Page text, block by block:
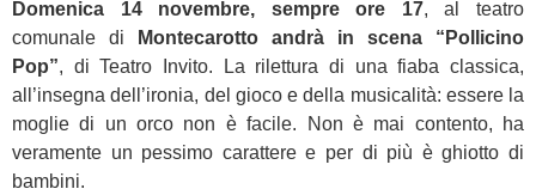
Domenica 14 novembre, sempre ore 17, al teatro
comunale di
Montecarotto andrà in scena “Pollicino
Pop”, di Teatro Invito. La rilettura di una fiaba classica,
all’insegna dell’ironia, del gioco e della musicalità: essere la
moglie di un orco non è facile. Non è mai contento, ha
veramente un pessimo carattere e per di più è ghiotto di
bambini.